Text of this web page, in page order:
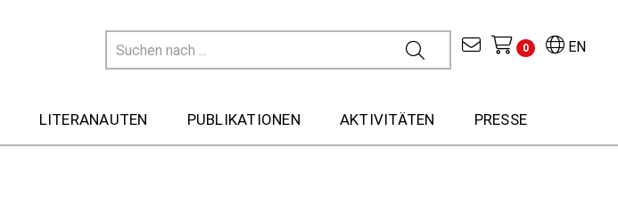
EN
0
LITERANAUTEN PUBLIKATIONEN AKTIVITÄTEN PRESSE